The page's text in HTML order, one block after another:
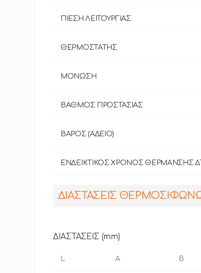
ΠΙΕΣΗ ΛΕΙΤΟΥΡΓΙΑΣ
ΘΕΡΜΟΣΤΑΤΗΣ
ΜΟΝΩΣΗ
ΒΑΘΜΟΣ ΠΡΟΣΤΑΣΙΑΣ
ΒΑΡΟΣ (ΑΔΕΙΟ)
ΕΝΔΕΙΚΤΙΚΟΣ ΧΡΟΝΟΣ ΘΕΡΜΑΝΣΗΣ
ΔΙΑΣΤΑΣΕΙΣ
ΔΙΑΣΤΑΣΕΙΣ (mm)
A B